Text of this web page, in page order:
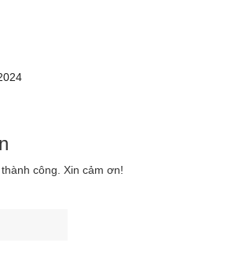
công. Xin cảm ơn!